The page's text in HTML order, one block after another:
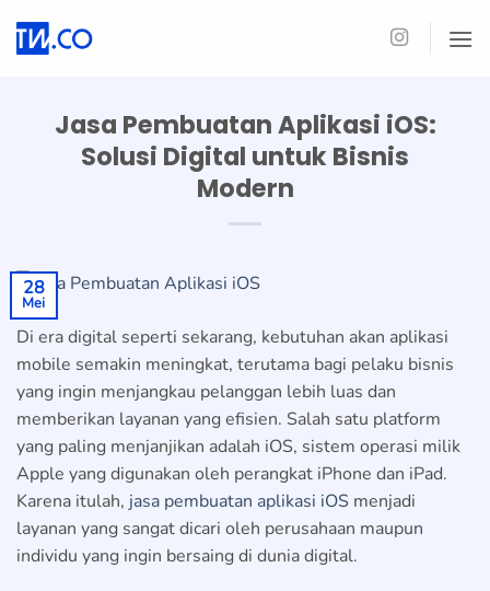
Jasa Pembuatan Aplikasi iOS:
Solusi Digital untuk Bisnis
Modern
28
Mei
Di era digital seperti sekarang, kebutuhan akan aplikasi
mobile semakin meningkat, terutama bagi pelaku bisnis
yang ingin menjangkau pelanggan lebih luas dan
memberikan layanan yang efisien. Salah satu platform
yang paling menjanjikan adalah iOS, sistem operasi milik
Apple yang digunakan oleh perangkat iPhone dan iPad.
Karena itulah, jasa pembuatan aplikasi iOS menjadi
layanan yang sangat dicari oleh perusahaan maupun
individu yang ingin bersaing di dunia digital.